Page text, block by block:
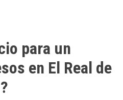
para un
en El Real de